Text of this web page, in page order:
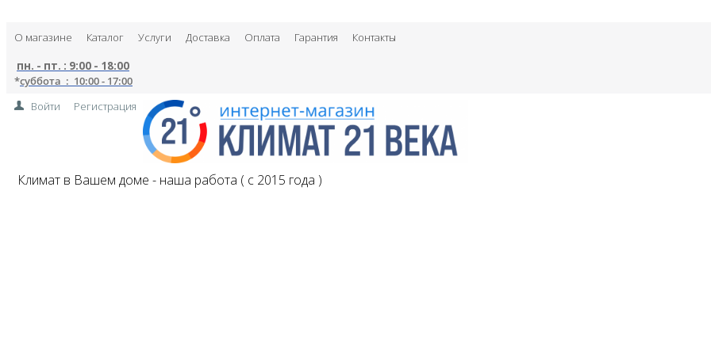
О магазине Каталог Услуги Доставка Оплата Гарантия Контакты
пн. - пт. : 9:00 - 18:00
*суббота : 10:00 - 17:00
Войти
Регистрация
Климат в Вашем доме - наша работа ( с 2015 года )